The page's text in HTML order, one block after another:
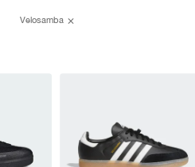
Velosamba